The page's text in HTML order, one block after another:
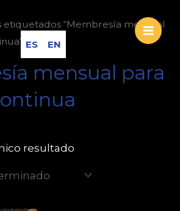
ES EN
Main
“Membresía mensual
mensual para
resultado